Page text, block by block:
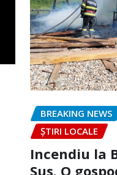
BREAKING NEWS
ȘTIRI LOCALE
Incendiu la
Sus. O